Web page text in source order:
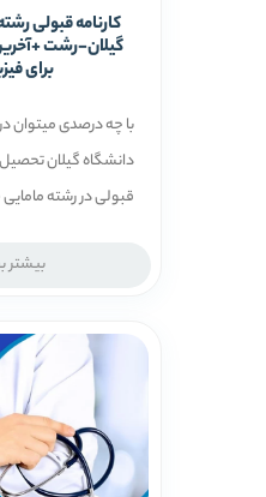
کارنامه قبولی
گیلان-رشت
برای
با چه درصدی میتوان
دانشگاه گیلان تحصیل
قبولی در رشته
بیشتر